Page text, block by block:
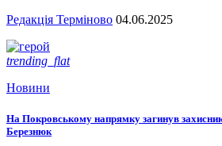
Редакція Терміново 04.06.2025
trending_flat
Новини
На Покровському напрямку загинув
Березнюк